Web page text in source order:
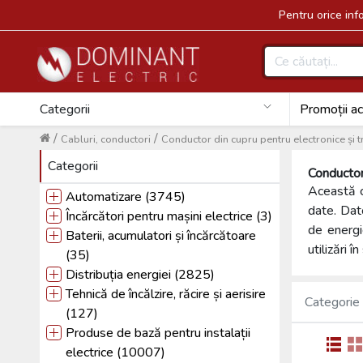
Pentru orice
Categorii Promoții
Conductor din cupru pentru electronice și
/
Cabluri, conductori
/
Categorii
Automatizare (3745)
Încărcători pentru mașini electrice (3)
Baterii, acumulatori și încărcătoare
(35)
Distribuția energiei (2825)
Tehnică de încălzire, răcire și aerisire
(127)
Produse de bază pentru instalații
electrice (10007)
Această
date.
de
utilizări
Categorie